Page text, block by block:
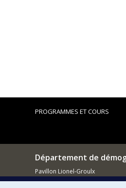
PROGRAMMES ET COURS
Département de
Pavillon Lionel-Groulx
3150, rue Jean-Brillant